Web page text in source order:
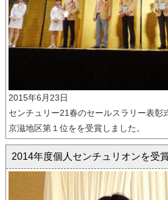
2015年6月23日
センチュリー21春のセールスラリー表彰
京滋地区第１位をを受賞しました。
2014年度個人センチュリオンを受